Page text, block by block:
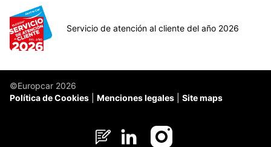
Servicio de atención al cliente del año 2026
©Europcar 2026
Política de Cookies
Menciones legales Site maps